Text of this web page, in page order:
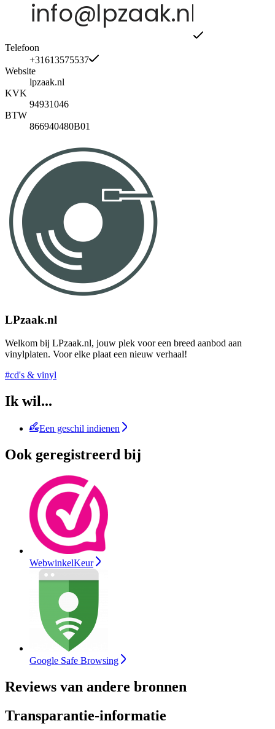
Telefoon
+31613575537
Website
lpzaak.nl
KVK
94931046
BTW
866940480B01
LPzaak.nl
Welkom bij LPzaak.nl, jouw plek voor een breed aanbod aan
vinylplaten. Voor elke plaat een nieuw verhaal!
#cd's & vinyl
Ik wil...
Een geschil indienen
Ook geregistreerd bij
WebwinkelKeur
Google Safe Browsing
Reviews van andere bronnen
Transparantie-informatie